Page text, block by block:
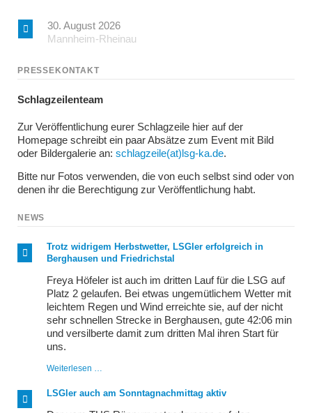
30. August 2026
Mannheim-Rheinau
PRESSEKONTAKT
Schlagzeilenteam
Zur Veröffentlichung eurer Schlagzeile hier auf der
Homepage schreibt ein paar Absätze zum Event mit Bild
oder Bildergalerie an: schlagzeile(at)lsg-ka.de.
Bitte nur Fotos verwenden, die von euch selbst sind oder von
denen ihr die Berechtigung zur Veröffentlichung habt.
NEWS
Trotz widrigem Herbstwetter, LSGler erfolgreich in
Berghausen und Friedrichstal
Freya Höfeler ist auch im dritten Lauf für die LSG auf
Platz 2 gelaufen. Bei etwas ungemütlichem Wetter mit
leichtem Regen und Wind erreichte sie, auf der nicht
sehr schnellen Strecke in Berghausen, gute 42:06 min
und versilberte damit zum dritten Mal ihren Start für
uns.
Weiterlesen …
Herbstwetter,
LSGler
erfolgreich
LSGler auch am Sonntagnachmittag aktiv